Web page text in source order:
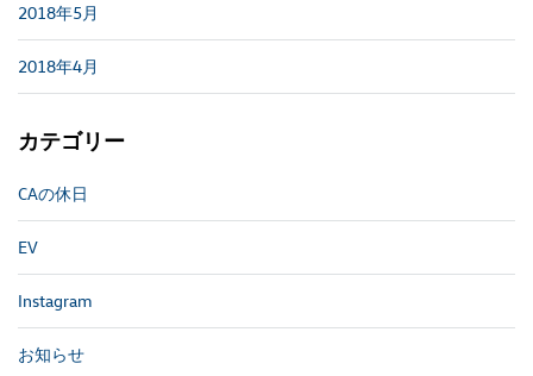
2018年5月
2018年4月
カテゴリー
CAの休日
EV
Instagram
お知らせ